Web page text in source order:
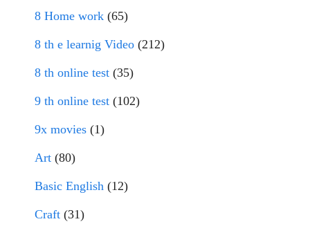
8 Home work (65)
8 th e learnig Video (212)
8 th online test (35)
9 th online test (102)
9x movies (1)
Art (80)
Basic English (12)
Craft (31)